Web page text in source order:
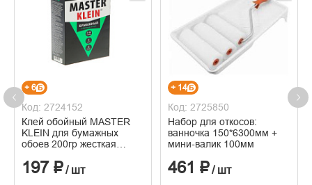
+ 6
Код: 2724152
Клей обойный MASTER
KLEIN для бумажных
обоев 200гр жесткая
197 ₽/ шт
+ 14
Код: 2725850
Набор для откосов:
ванночка 150*6300мм +
мини-валик 100мм
461 ₽/ шт